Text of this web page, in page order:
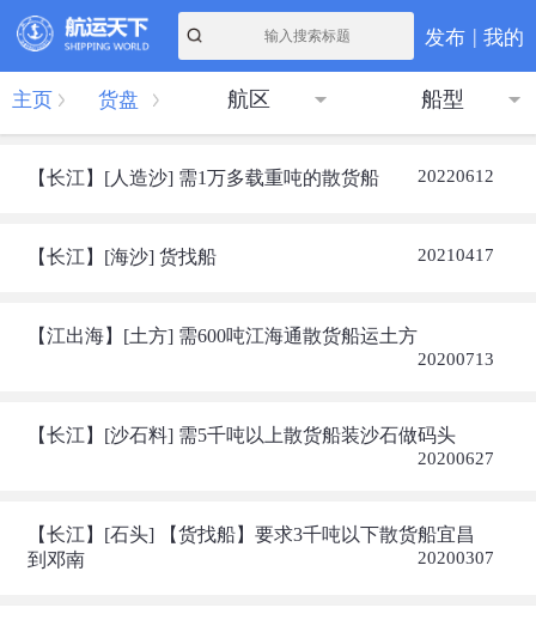
发布 | 我的
货盘
主页 航区 船型
【长江】[人造沙] 需1万多载重吨的散货船 20220612
【长江】[海沙] 货找船 20210417
【江出海】[土方] 需600吨江海通散货船运土方
20200713
【长江】[沙石料] 需5千吨以上散货船装沙石做码头
20200627
【长江】[石头] 【货找船】要求3千吨以下散货船宜昌
到邓南
20200307